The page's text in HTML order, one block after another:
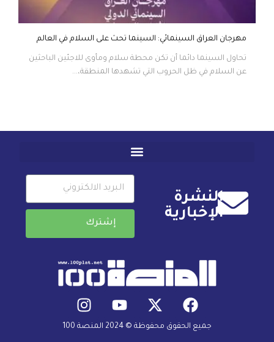
مهرجان العراق السينمائي: السينما تحث على السلام في العالم
تحاول السينما دائما أن تكن محطة سلام ومأوى للاجئين الباحثين
عن السلام في ظل الحروب التي تشهدها المنطقة،...
النشرة
الإخبارية
إشترك
جميع الحقوق محفوظة © 2024 المنصة 100